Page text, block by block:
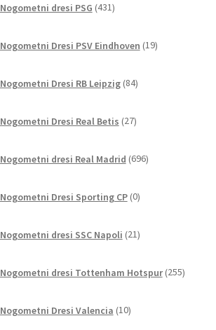
Nogometni dresi PSG 431izdelkov
Nogometni Dresi PSV Eindhoven 19izdelkov
Nogometni Dresi RB Leipzig 84izdelkov
Nogometni Dresi Real Betis 27izdelkov
Nogometni dresi Real Madrid 696izdelkov
Nogometni Dresi Sporting CP 0izdelkov
Nogometni dresi SSC Napoli 21izdelkov
Nogometni dresi Tottenham Hotspur 255
Nogometni Dresi Valencia 10izdelkov